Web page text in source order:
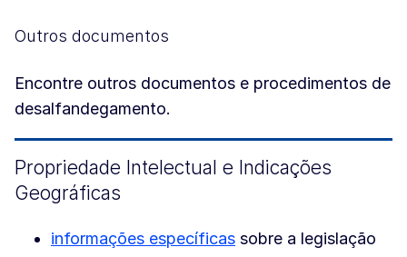
Outros documentos
Encontre outros documentos e procedimentos de
desalfandegamento.
Propriedade Intelectual e Indicações
Geográficas
informações específicas sobre a legislação